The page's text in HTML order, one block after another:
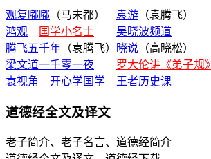
观复嘟嘟 （马未都） 袁游 （袁腾飞）
鸿观
国学小名士
吴晓波频道
腾飞五千年 （袁腾飞） 晓说 （高晓松）
梁文道一千零一夜
罗大伦讲《弟子规》
袁视角
开心学国学 王者历史课
道德经全文及译文
老子简介、老子名言、道德经简介